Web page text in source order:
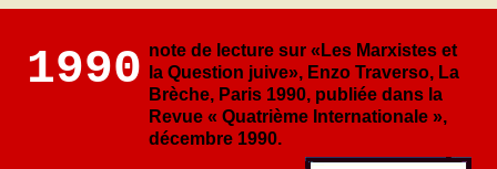
1990 note de lecture sur «Les Marxistes et
la Question juive», Enzo Traverso, La
Brèche, Paris 1990, publiée dans la
Revue « Quatrième Internationale »,
décembre 1990.